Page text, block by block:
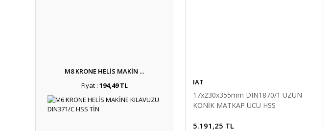
M8 KRONE HELİS MAKİN ...
Fiyat : 194,49 TL IAT
17x230x355mm DIN1870/1 UZUN
KONİK MATKAP UCU HSS
5.191,25 TL